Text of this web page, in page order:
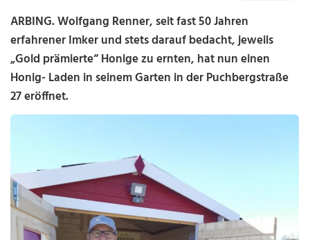
ARBING. Wolfgang Renner, seit fast 50 Jahren
erfahrener Imker und stets darauf bedacht, jeweils
„Gold prämierte“ Honige zu ernten, hat nun einen
Honig- Laden in seinem Garten in der Puchbergstraße
27 eröffnet.